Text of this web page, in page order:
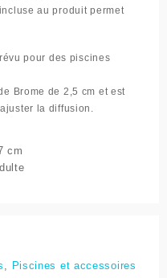
au produit permet
pour des piscines
Brome de 2,5 cm et est
la diffusion.
cm
, Piscines et accessoires